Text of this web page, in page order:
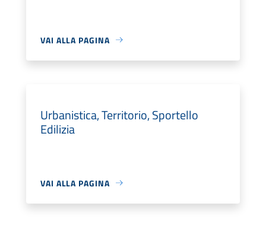
VAI ALLA PAGINA
Urbanistica, Territorio, Sportello
Edilizia
VAI ALLA PAGINA